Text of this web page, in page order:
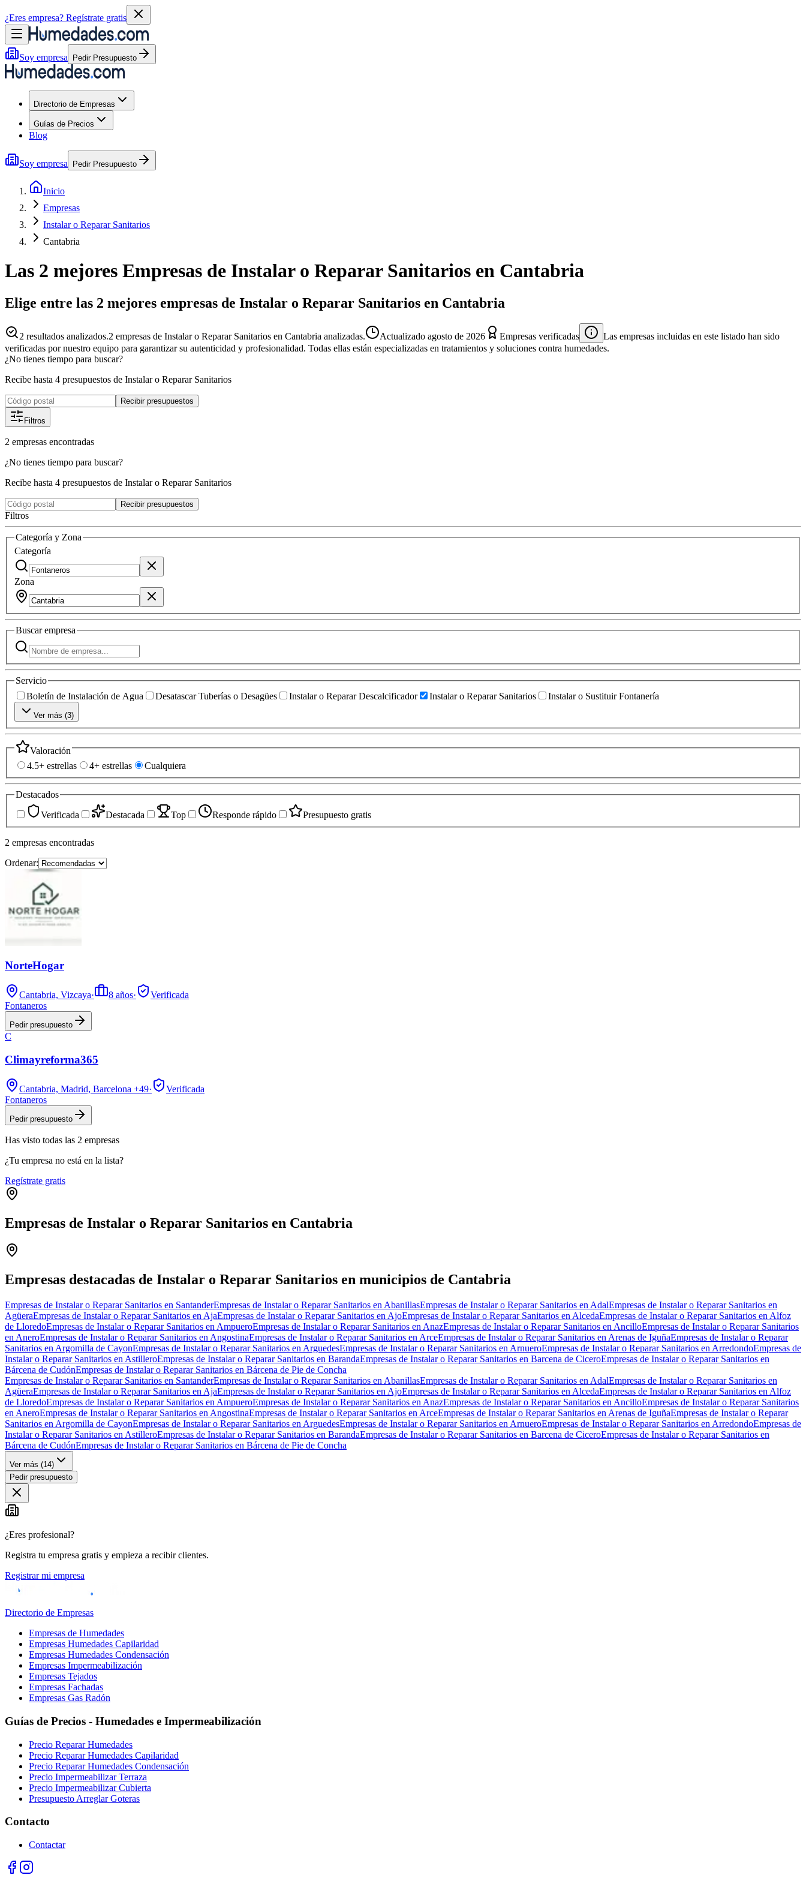
¿Eres empresa? Regístrate gratis
Soy empresa Pedir Presupuesto
Directorio de Empresas
Guías de Precios
Blog
Soy empresa Pedir Presupuesto
Inicio
Empresas
Instalar o Reparar Sanitarios
Cantabria
Las 2 mejores Empresas de Instalar o Reparar Sanitarios en Cantabria
Elige entre las 2 mejores empresas de Instalar o Reparar Sanitarios en Cantabria
2 resultados analizados.2 empresas de Instalar o Reparar Sanitarios en Cantabria analizadas. Actualizado agosto de 2026 Empresas verificadas
Las empresas incluidas en este listado han sido
verificadas por nuestro equipo para garantizar su autenticidad y profesionalidad. Todas ellas están especializadas en tratamientos y soluciones contra humedades.
¿No tienes tiempo para buscar?
Recibe hasta 4 presupuestos de Instalar o Reparar Sanitarios
Recibir presupuestos
Filtros
2 empresas encontradas
¿No tienes tiempo para buscar?
Recibe hasta 4 presupuestos de Instalar o Reparar Sanitarios
Recibir presupuestos
Filtros
Categoría y Zona
Categoría
Zona
Buscarempresa
Servicio
Boletín de Instalación de Agua
Desatascar Tuberías o Desagües Instalar o Reparar Descalcificador Instalar o Reparar Sanitarios Instalar o Sustituir Fontanería
Ver más (3)
Valoración
4.5+ estrellas
4+ estrellas Cualquiera
Destacados
Verificada
Destacada Top Responde rápido Presupuesto gratis
2 empresas encontradas
Ordenar:
NorteHogar
Cantabria, Vizcaya· 8 años·
Verificada
Fontaneros
Pedir presupuesto
C
Climayreforma365
Cantabria, Madrid, Barcelona +49·
Verificada
Fontaneros
Pedir presupuesto
Has visto todas las 2 empresas
¿Tu empresa no está en la lista?
Regístrate gratis
Empresas de Instalar o Reparar Sanitarios en Cantabria
−
Empresas destacadas de Instalar o Reparar Sanitarios en municipios de Cantabria
Empresas de Instalar o Reparar Sanitarios en SantanderEmpresas de Instalar o Reparar Sanitarios en AbanillasEmpresas de Instalar o Reparar Sanitarios en AdalEmpresas de Instalar o Reparar Sanitarios en
AgüeraEmpresas de Instalar o Reparar Sanitarios en AjaEmpresas de Instalar o Reparar Sanitarios en AjoEmpresas de Instalar o Reparar Sanitarios en AlcedaEmpresas de Instalar o Reparar Sanitarios en Alfoz
de LloredoEmpresas de Instalar o Reparar Sanitarios en AmpueroEmpresas de Instalar o Reparar Sanitarios en AnazEmpresas de Instalar o Reparar Sanitarios en AncilloEmpresas de Instalar o Reparar Sanitarios
en AneroEmpresas de Instalar o Reparar Sanitarios en AngostinaEmpresas de Instalar o Reparar Sanitarios en ArceEmpresas de Instalar o Reparar Sanitarios en Arenas de IguñaEmpresas de Instalar o Reparar
Sanitarios en Argomilla de CayonEmpresas de Instalar o Reparar Sanitarios en ArguedesEmpresas de Instalar o Reparar Sanitarios en ArnueroEmpresas de Instalar o Reparar Sanitarios en ArredondoEmpresas de
Instalar o Reparar Sanitarios en AstilleroEmpresas de Instalar o Reparar Sanitarios en BarandaEmpresas de Instalar o Reparar Sanitarios en Barcena de CiceroEmpresas de Instalar o Reparar Sanitarios en
Bárcena de CudónEmpresas de Instalar o Reparar Sanitarios en Bárcena de Pie de Concha
Empresas de Instalar o Reparar Sanitarios en SantanderEmpresas de Instalar o Reparar Sanitarios en AbanillasEmpresas de Instalar o Reparar Sanitarios en AdalEmpresas de Instalar o Reparar Sanitarios en
AgüeraEmpresas de Instalar o Reparar Sanitarios en AjaEmpresas de Instalar o Reparar Sanitarios en AjoEmpresas de Instalar o Reparar Sanitarios en AlcedaEmpresas de Instalar o Reparar Sanitarios en Alfoz
de LloredoEmpresas de Instalar o Reparar Sanitarios en AmpueroEmpresas de Instalar o Reparar Sanitarios en AnazEmpresas de Instalar o Reparar Sanitarios en AncilloEmpresas de Instalar o Reparar Sanitarios
en AneroEmpresas de Instalar o Reparar Sanitarios en AngostinaEmpresas de Instalar o Reparar Sanitarios en ArceEmpresas de Instalar o Reparar Sanitarios en Arenas de IguñaEmpresas de Instalar o Reparar
Sanitarios en Argomilla de CayonEmpresas de Instalar o Reparar Sanitarios en ArguedesEmpresas de Instalar o Reparar Sanitarios en ArnueroEmpresas de Instalar o Reparar Sanitarios en ArredondoEmpresas de
Instalar o Reparar Sanitarios en AstilleroEmpresas de Instalar o Reparar Sanitarios en BarandaEmpresas de Instalar o Reparar Sanitarios en Barcena de CiceroEmpresas de Instalar o Reparar Sanitarios en
Bárcena de CudónEmpresas de Instalar o Reparar Sanitarios en Bárcena de Pie de Concha
Ver más (14)
Pedir presupuesto
¿Eres profesional?
Registra tu empresa gratis y empieza a recibir clientes.
Registrar mi empresa
Directorio de Empresas
Empresas de Humedades
Empresas Humedades Capilaridad
Empresas Humedades Condensación
Empresas Impermeabilización
Empresas Tejados
Empresas Fachadas
Empresas Gas Radón
Guías de Precios - Humedades e Impermeabilización
Precio Reparar Humedades
Precio Reparar Humedades Capilaridad
Precio Reparar Humedades Condensación
Precio Impermeabilizar Terraza
Precio Impermeabilizar Cubierta
Presupuesto Arreglar Goteras
Contacto
Contactar